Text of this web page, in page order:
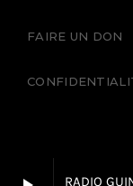
RADIO
FAIRE UN DON